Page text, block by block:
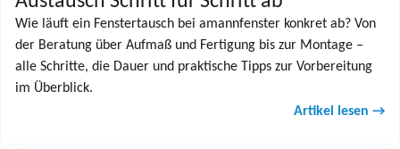
Wie läuft ein Fenstertausch bei amannfenster konkret ab? Von
der Beratung über Aufmaß und Fertigung bis zur Montage –
alle Schritte, die Dauer und praktische Tipps zur Vorbereitung
im Überblick.
Artikel lesen →